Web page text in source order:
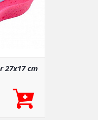
27x17 cm